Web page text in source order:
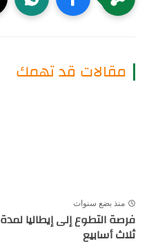
مقالات قد تهمك
منذ بضع سنوات
فرصة التطوع إلى إيطاليا لمدة
ثلاث أسابيع